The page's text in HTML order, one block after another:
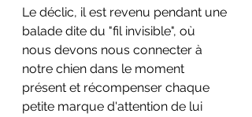
Le déclic, il est revenu pendant une
balade dite du "fil invisible", où
nous devons nous connecter à
notre chien dans le moment
présent et récompenser chaque
petite marque d'attention de lui